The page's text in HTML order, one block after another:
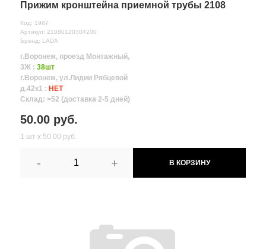
Прижим кронштейна приемной трубы 2108
Код: 1987
Артикул: 21080120304200
Бренд: LADA
г.Воронеж, проезд Монтажный,
3Ж : 38шт
г.Воронеж, ул.Лидии Рябцевой
д.42к1 : НЕТ
Склад: >52 (доставка 2-5 дней)
50.00 руб.
1 шт х 50.00 руб.
- + В КОРЗИНУ